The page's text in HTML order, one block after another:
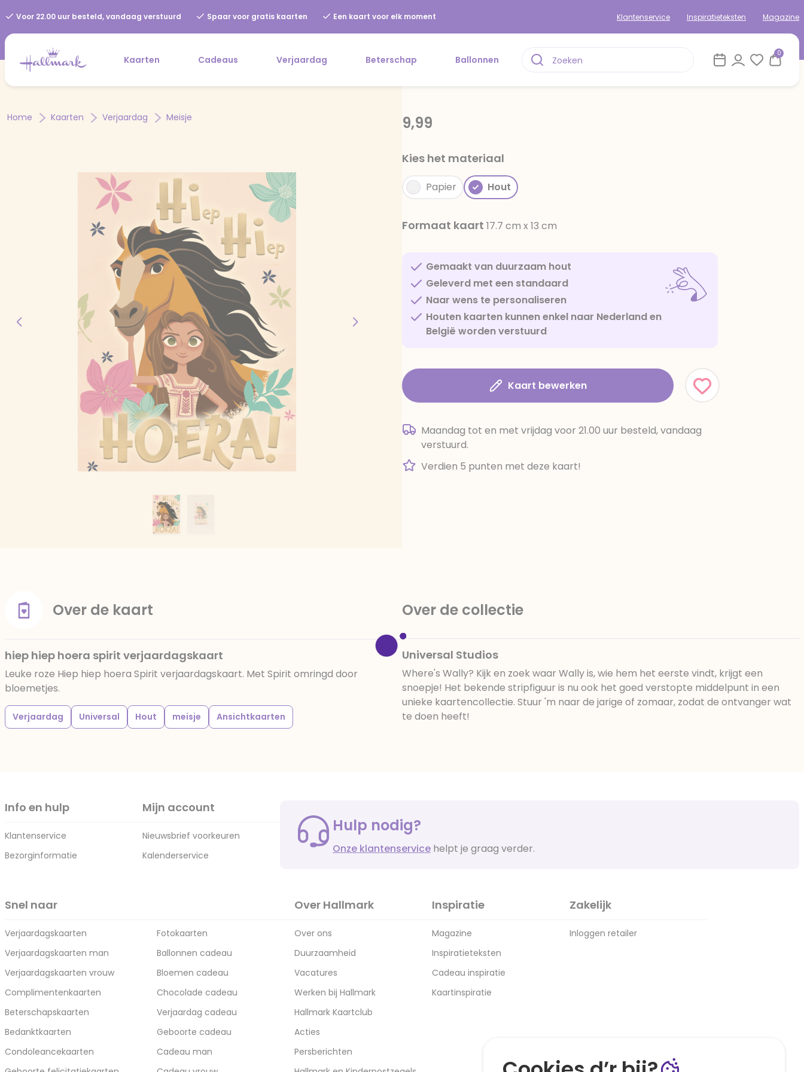
Voor 22.00 uur besteld, vandaag verstuurd Spaar voor gratis kaarten Een kaart voor elk moment Klantenservice Inspiratieteksten Magazine
Kaarten Cadeaus Verjaardag Beterschap Ballonnen
0
Home Kaarten Verjaardag Meisje 9,99
Kies het materiaal
Papier Hout
Formaat kaart 17.7 cm x 13 cm
Gemaakt van duurzaam hout
Geleverd met een standaard
Naar wens te personaliseren
Houten kaarten kunnen enkel naar Nederland en
België worden verstuurd
Kaart bewerken
Maandag tot en met vrijdag voor 21.00 uur besteld, vandaag
verstuurd.
Verdien 5 punten met deze kaart!
Over de kaart
hiep hiep hoera spirit verjaardagskaart
Leuke roze Hiep hiep hoera Spirit verjaardagskaart. Met Spirit omringd door
bloemetjes.
Verjaardag Universal Hout meisje Ansichtkaarten
Over de collectie
Universal Studios
Where's Wally? Kijk en zoek waar Wally is, wie hem het eerste vindt, krijgt een
snoepje! Het bekende stripfiguur is nu ook het goed verstopte middelpunt in een
unieke kaartencollectie. Stuur 'm naar de jarige of zomaar, zodat de ontvanger wat
te doen heeft!
Info en hulp
Klantenservice
Bezorginformatie
Mijn account
Nieuwsbrief voorkeuren
Kalenderservice
Hulp nodig?
Onze klantenservice helpt je graag verder.
Snel naar
Verjaardagskaarten
Verjaardagskaarten man
Verjaardagskaarten vrouw
Complimentenkaarten
Beterschapskaarten
Bedanktkaarten
Condoleancekaarten
Fotokaarten
Ballonnen cadeau
Bloemen cadeau
Chocolade cadeau
Verjaardag cadeau
Geboorte cadeau
Cadeau man
Over Hallmark
Over ons
Duurzaamheid
Vacatures
Werken bij Hallmark
Hallmark Kaartclub
Acties
Persberichten
Inspiratie
Magazine
Inspiratieteksten
Cadeau inspiratie
Kaartinspiratie
Zakelijk
Inloggen retailer